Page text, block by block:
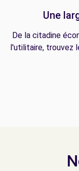
Une
De la citadine
l'utilitaire, trouvez